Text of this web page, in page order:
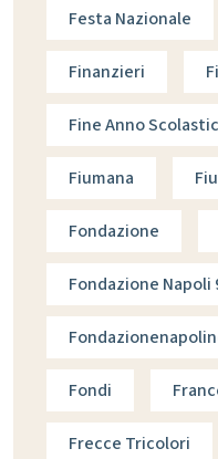
Festa Nazionale
Finanzieri
Fine Anno
Fiumana
Fondazione
Fondazione Napoli
Fondi
Frecce Tricolori